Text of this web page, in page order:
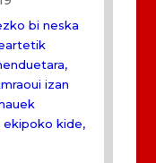
bi neska
izan
ekipoko kide,